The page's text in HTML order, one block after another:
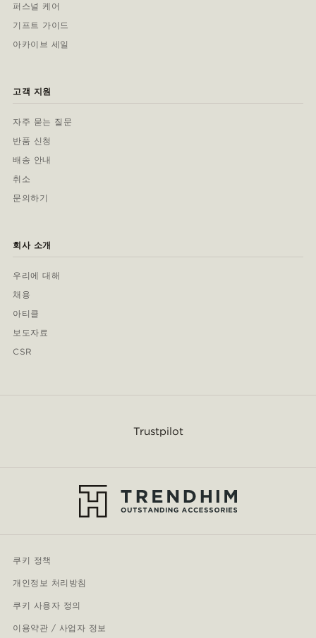
퍼스널 케어
기프트 가이드
아카이브 세일
고객 지원
자주 묻는 질문
반품 신청
배송 안내
취소
문의하기
회사 소개
우리에 대해
채용
아티클
보도자료
CSR
Trustpilot
쿠키 정책
개인정보 처리방침
쿠키 사용자 정의
이용약관 / 사업자 정보